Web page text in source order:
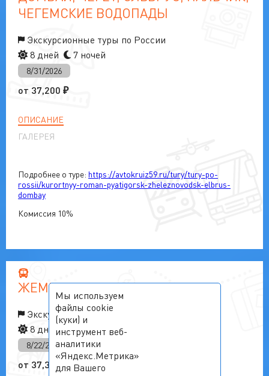
ЧЕГЕМСКИЕ ВОДОПАДЫ
Экскурсионные туры по России
8 дней
7 ночей
8/31/2026
от 37,200 ₽
ОПИСАНИЕ
ГАЛЕРЕЯ
Подробнее о туре: https://avtokruiz59.ru/tury/tury-po-
rossii/kurortnyy-roman-pyatigorsk-zheleznovodsk-elbrus-
dombay
Комиссия 10%
ЖЕМЧУЖИНЫ ДАГЕСТАНА
Экскурсионные туры по России
8 дней
7 ночей
8/22/2026 9/19/2026
от 37,300₽
Мы используем
файлы cookie
(куки) и
инструмент веб-
аналитики
«Яндекс.Метрика»
для Вашего